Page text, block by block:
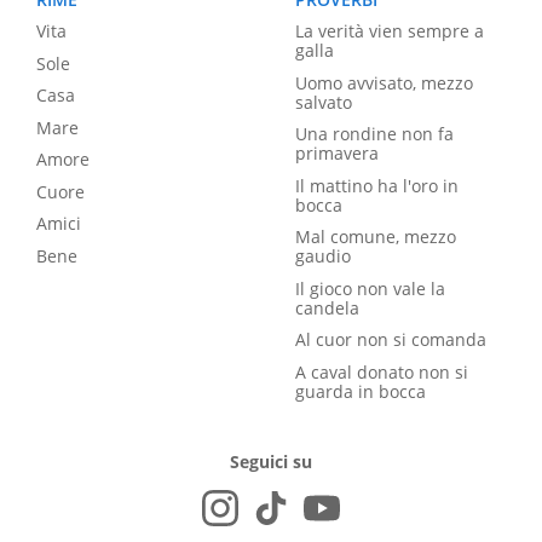
Vita
Sole
Casa
Mare
Amore
Cuore
Amici
Bene
La verità vien sempre a
galla
Uomo avvisato, mezzo
salvato
Una rondine non fa
primavera
Il mattino ha l'oro in
bocca
Mal comune, mezzo
gaudio
Il gioco non vale la
candela
Al cuor non si comanda
A caval donato non si
guarda in bocca
Seguici su